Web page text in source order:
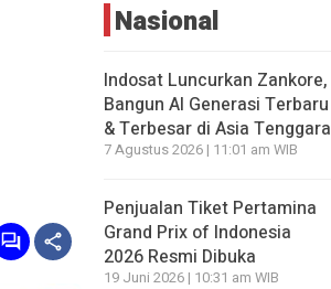
Nasional
Indosat Luncurkan Zankore,
Bangun AI Generasi Terbaru
& Terbesar di Asia Tenggara
7 Agustus 2026 | 11:01 am WIB
Penjualan Tiket Pertamina
Grand Prix of Indonesia
2026 Resmi Dibuka
19 Juni 2026 | 10:31 am WIB